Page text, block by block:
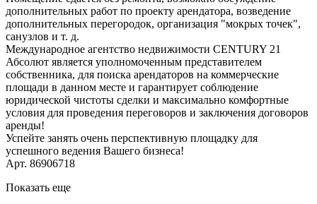
дополнительных работ по проекту арендатора, возведение
дополнительных перегородок, организация "мокрых точек",
санузлов и т. д.
Международное агентство недвижимости CENTURY 21
Абсолют является уполномоченным представителем
собственника, для поиска арендаторов на коммерческие
площади в данном месте и гарантирует соблюдение
юридической чистоты сделки и максимально комфортные
условия для проведения переговоров и заключения договоров
аренды!
Успейте занять очень перспективную площадку для
успешного ведения Вашего бизнеса!
Арт. 86906718
Показать еще